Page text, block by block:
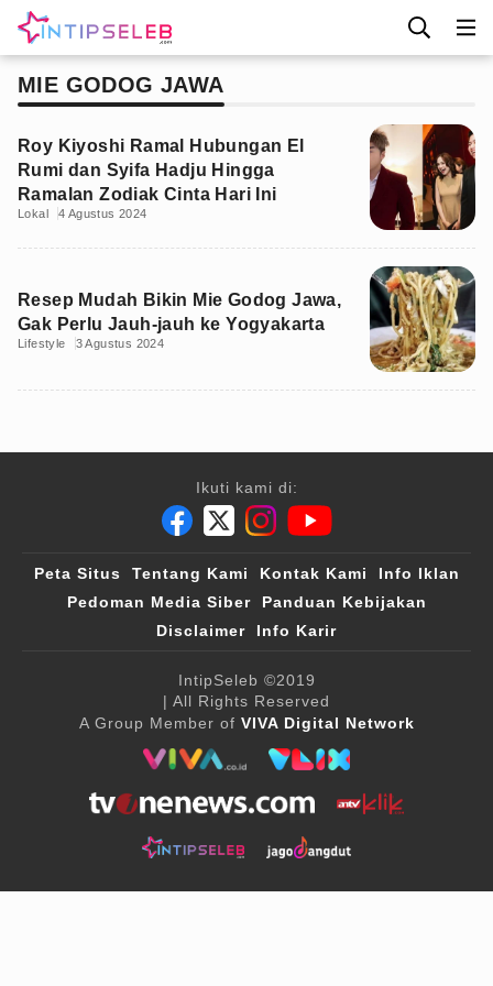
MIE GODOG JAWA
Roy Kiyoshi Ramal Hubungan El
Rumi dan Syifa Hadju Hingga
Ramalan Zodiak Cinta Hari Ini
Lokal 4 Agustus 2024
Resep Mudah Bikin Mie Godog Jawa,
Gak Perlu Jauh-jauh ke Yogyakarta
Lifestyle 3 Agustus 2024
Ikuti kami di:
Peta Situs Tentang Kami Kontak Kami
Info Iklan
Pedoman Media Siber
Panduan Kebijakan
Disclaimer
Info Karir
IntipSeleb ©2019
| All Rights Reserved
A Group Member of VIVA Digital Network